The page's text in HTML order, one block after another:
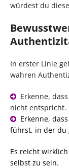
würdest du
In erster Linie
wahren
Erkenne,
nicht entspricht.
Erkenne,
führst, in der du
Es reicht
selbst zu sein.